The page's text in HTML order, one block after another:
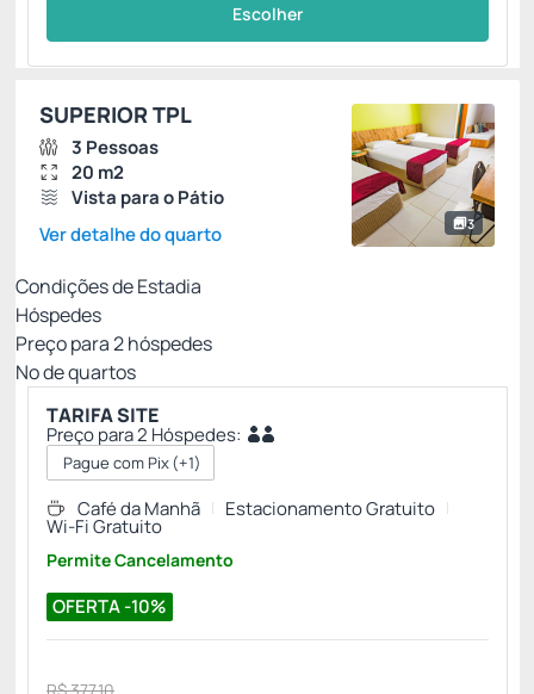
Escolher
3
SUPERIOR TPL
3 Pessoas
20 m2
Vista para o Pátio
Ver detalhe do quarto
Condições de Estadia
Hóspedes
Preço para2hóspedes
Nº de quartos
TARIFA SITE
Preço para 2 Hóspedes:
Pague com Pix(+1)
OFERTA -10%
Café da Manhã Estacionamento Gratuito
Wi-Fi Gratuito
Permite Cancelamento